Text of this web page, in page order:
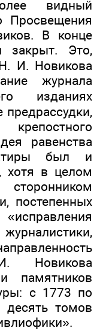
видный
Просвещения
В конце
закрыт. Это,
И. Новикова
журнала
изданиях
равенства
был и
хотя в целом
постепенных
Новикова
памятников
с 1773 по
томов